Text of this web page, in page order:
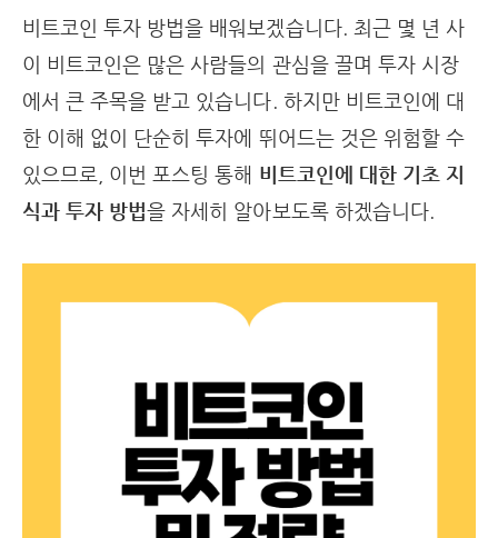
비트코인 투자 방법을 배워보겠습니다. 최근 몇 년 사
이 비트코인은 많은 사람들의 관심을 끌며 투자 시장
에서 큰 주목을 받고 있습니다. 하지만 비트코인에 대
한 이해 없이 단순히 투자에 뛰어드는 것은 위험할 수
있으므로, 이번 포스팅 통해 비트코인에 대한 기초 지
식과 투자 방법을 자세히 알아보도록 하겠습니다.